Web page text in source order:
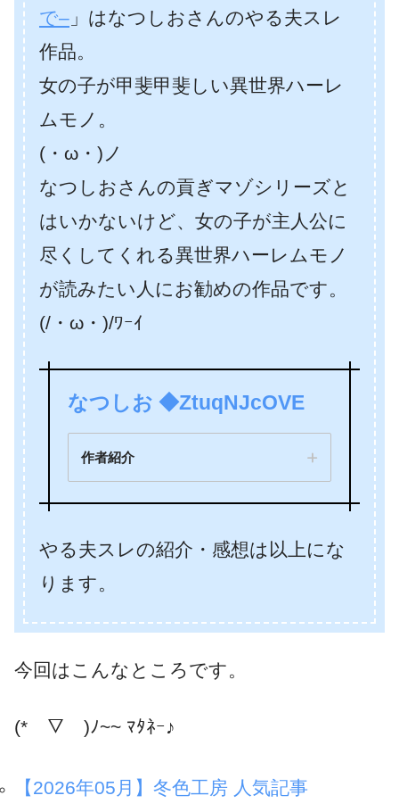
で– 」はなつしおさんのやる夫スレ
作品。
女の子が甲斐甲斐しい異世界ハーレ
ムモノ。
(・ω・)ノ
なつしおさんの貢ぎマゾシリーズと
はいかないけど、女の子が主人公に
尽くしてくれる異世界ハーレムモノ
が読みたい人にお勧めの作品です。
(/・ω・)/ﾜｰｲ
なつしお ◆ZtuqNJcOVE
作者紹介
やる夫スレの紹介・感想は以上にな
ります。
今回はこんなところです。
(*￣▽￣)ﾉ~~ ﾏﾀﾈｰ♪
【2026年05月】冬色工房 人気記事